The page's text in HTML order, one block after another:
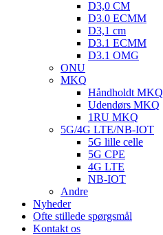
D3,0 CM
D3.0 ECMM
D3,1 cm
D3.1 ECMM
D3.1 OMG
ONU
MKQ
Håndholdt MKQ
Udendørs MKQ
1RU MKQ
5G/4G LTE/NB-IOT
5G lille celle
5G CPE
4G LTE
NB-IOT
Andre
Nyheder
Ofte stillede spørgsmål
Kontakt os